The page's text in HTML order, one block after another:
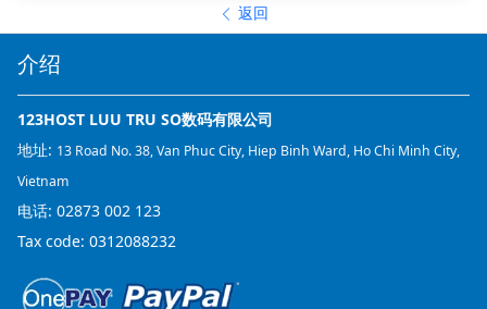
返回
介绍
123HOST LUU TRU SO数码有限公司
地址: 13 Road No. 38, Van Phuc City, Hiep Binh Ward, Ho Chi Minh City,
Vietnam
电话: 02873 002 123
Tax code: 0312088232